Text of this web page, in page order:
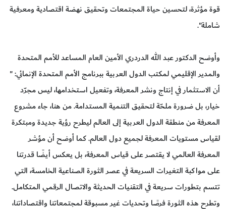
قوة مؤثرة، لتحسين حياة المجتمعات وتحقيق نهضة اقتصادية ومعرفية
شاملة".
وأوضح الدكتور عبد الله الدردري الأمين العام المساعد للأمم المتحدة
والمدير الإقليمي لمكتب الدول العربية ببرنامج الأمم المتحدة الإنمائي: "
أن الاستثمار في إنتاج ونشر المعرفة، وتفعيل استخدامها، ليس مجرّد
خيار، بل ضرورة ملحّة لتحقيق التنمية المستدامة. من هنا، جاء مشروع
المعرفة من منطقة الدول العربية إلى العالم ليطرح رؤية جديدة ومبتكرة
لقياس مستويات المعرفة لجميع دول العالم. كما أوضح أن مؤشر
المعرفة العالمي لا يقتصر على قياس المعرفة، بل يعكس أيضًا قدرتنا
على مواكبة التغيرات السريعة في عصر الثورة الصناعية الخامسة، التي
تتسم بتطورات سريعة في التقنيات الحديثة والاتصال الرقمي المتكامل.
وتطرح هذه الثورة فرصًا وتحديات غير مسبوقة لمجتمعاتنا واقتصاداتنا،